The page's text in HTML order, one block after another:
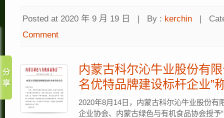
Posted at 2020 年 9 月 19 日 | By : kerchin |
Comment
内蒙古科尔沁牛业股份有
名优特品牌建设标杆企业”
2020年8月14日，内蒙古科尔沁牛业股份有
企业协会、内蒙古绿色与有机食品协会授予